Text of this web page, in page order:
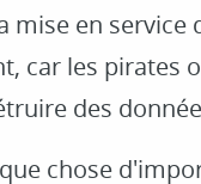
mise en service
car les pirates
des
chose